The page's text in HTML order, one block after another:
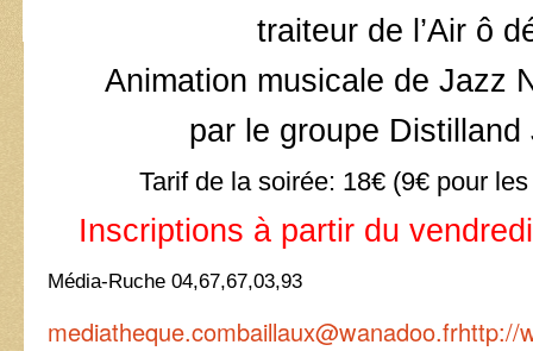
traiteur de l’Air ô
Animation musicale de Jazz
par le groupe Distilland
Tarif de la soirée: 18€ (9€ pour
Inscriptions à partir du
Média-Ruche 04,67,67,03,93
mediatheque.combaillaux@wanadoo.frhttp://